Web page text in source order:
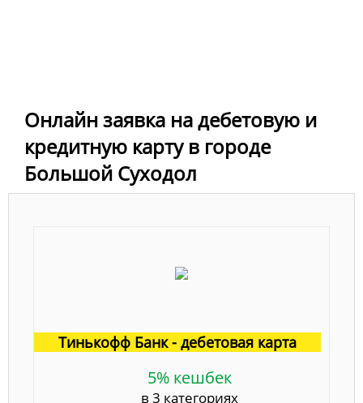
Онлайн заявка на дебетовую и
кредитную карту в городе
Большой Суходол
Тинькофф Банк - дебетовая карта
5% кешбек
в 3 категориях